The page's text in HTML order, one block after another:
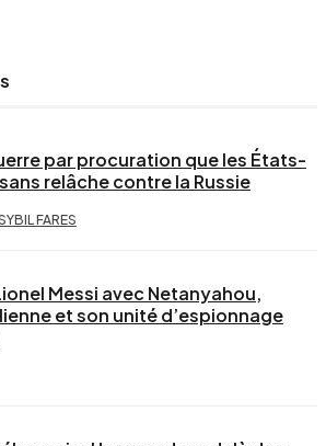
par procuration que les États-
relâche contre la Russie
FARES
Messi avec Netanyahou,
et son unité d’espionnage